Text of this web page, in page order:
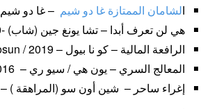
الشامان الممتازة غا دو شيم – غا دو شيم KakaoTV / 2021 .
هي لن تعرف أبدا – تشا يونغ جين (شاب) -SBS / 2020) .
الرافعة المالية – كو نا بيول – TV Chosun / 2019 .
المعالج السري – يون هي / سيو ري – JTBC / 2016 .